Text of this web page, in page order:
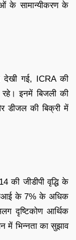
के सामान्यीकरण के
देखी गई, ICRA की
इनमें बिजली की
डीजल की बिक्री में
की जीडीपी वृद्धि के
के 7% के अधिक
दृष्टिकोण आर्थिक
में भिन्नता का सुझाव